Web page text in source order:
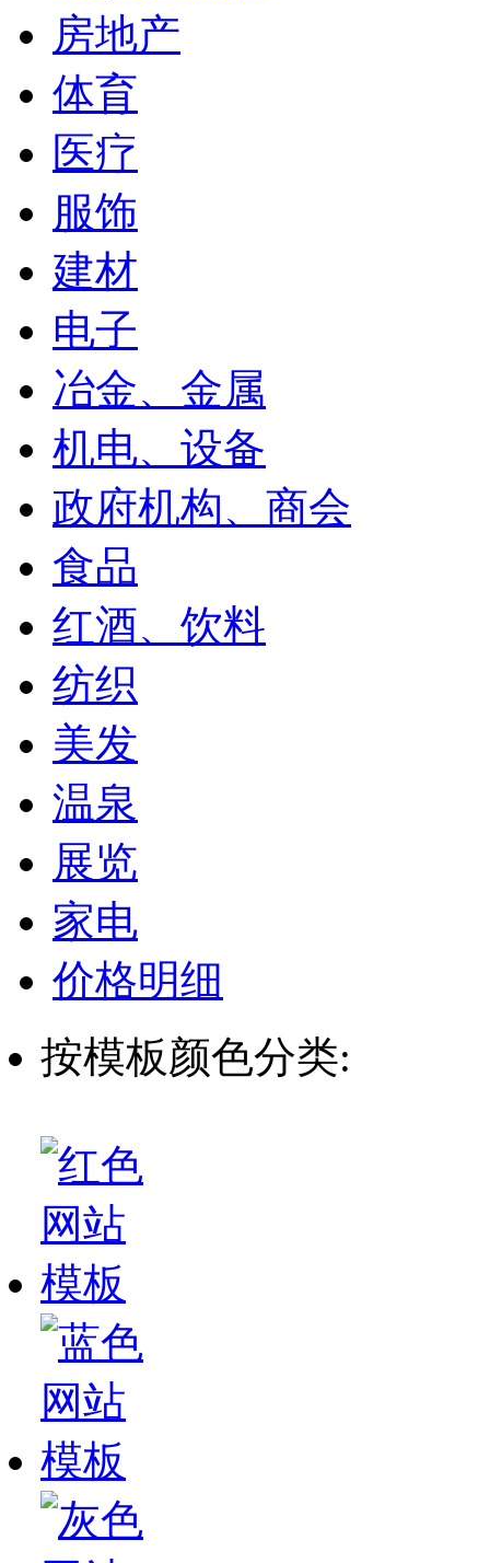
房地产
体育
医疗
服饰
建材
电子
冶金、金属
机电、设备
政府机构、商会
食品
红酒、饮料
纺织
美发
温泉
展览
家电
价格明细
按模板颜色分类: